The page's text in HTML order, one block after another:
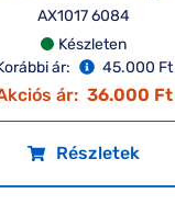
AX1017 6084
Készleten
ár:
45.000 Ft
ár: 36.000 Ft
Részletek